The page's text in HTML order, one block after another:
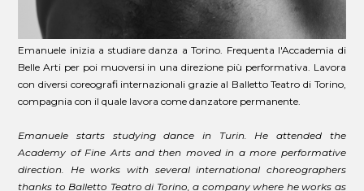
Emanuele inizia a studiare danza a Torino. Frequenta l'Accademia di
Belle Arti per poi muoversi in una direzione più performativa. Lavora
con diversi coreografi internazionali grazie al Balletto Teatro di Torino,
compagnia con il quale lavora come danzatore permanente.
Emanuele starts studying dance in Turin. He attended the
Academy of Fine Arts and then moved in a more performative
direction. He works with several international choreographers
thanks to Balletto Teatro di Torino, a company where he works as